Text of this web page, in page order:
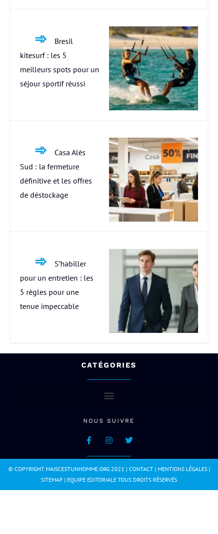
Bresil
kitesurf : les 5
meilleurs spots pour un
séjour sportif réussi
Casa Alès
Sud : la fermeture
définitive et les offres
de déstockage
S’habiller
pour un entretien : les
5 règles pour une
tenue impeccable
CATÉGORIES
NOUS SUIVRE
© COPYRIGHT MAISCESTUNHOMME.ORG 2021 | CONTACT| MENTIONS LÉGALES|
SITEMAP | EQUIPE EDITORIALE TOUS DROITS RÉSERVÉS